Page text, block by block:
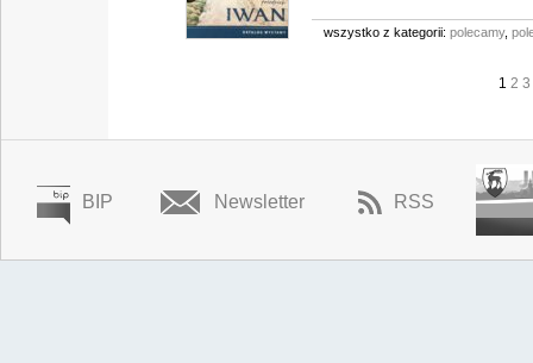
wszystko z kategorii: polecamy,
1 2 3
BIP Newsletter RSS